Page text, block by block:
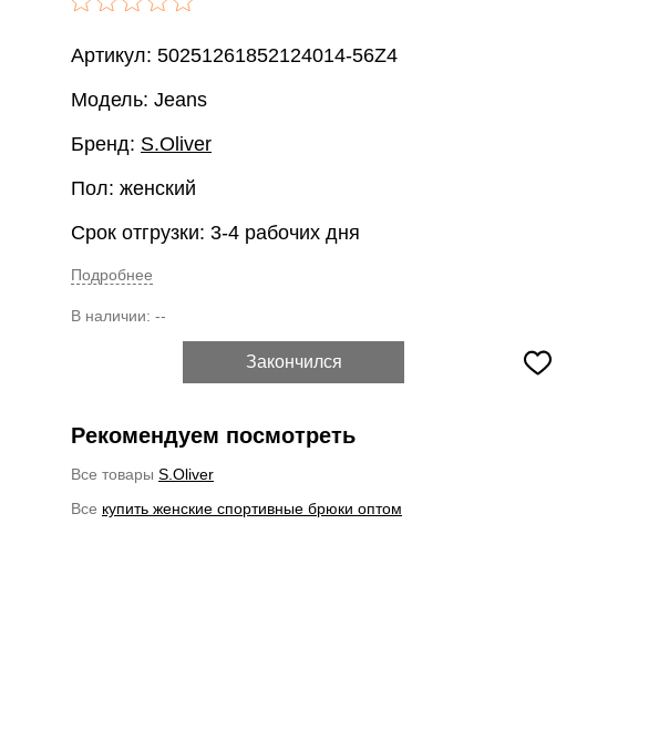
Артикул: 50251261852124014-56Z4
Модель: Jeans
Бренд: S.Oliver
Пол: женский
Срок отгрузки: 3-4 рабочих дня
Подробнее
В наличии: --
Закончился
Рекомендуем посмотреть
Все товары S.Oliver
Все купить женские спортивные брюки оптом